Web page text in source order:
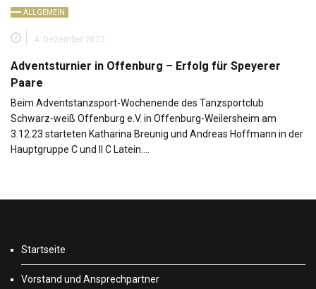
ALLGEMEIN
4. Dezember 2023
Adventsturnier in Offenburg – Erfolg für Speyerer
Paare
Beim Adventstanzsport-Wochenende des Tanzsportclub
Schwarz-weiß Offenburg e.V. in Offenburg-Weilersheim am
3.12.23 starteten Katharina Breunig und Andreas Hoffmann in der
Hauptgruppe C und II C Latein….
Startseite
Vorstand und Ansprechpartner